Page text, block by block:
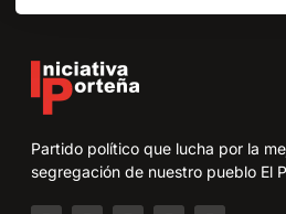
Partido político que lucha por la
segregación de nuestro pueblo El